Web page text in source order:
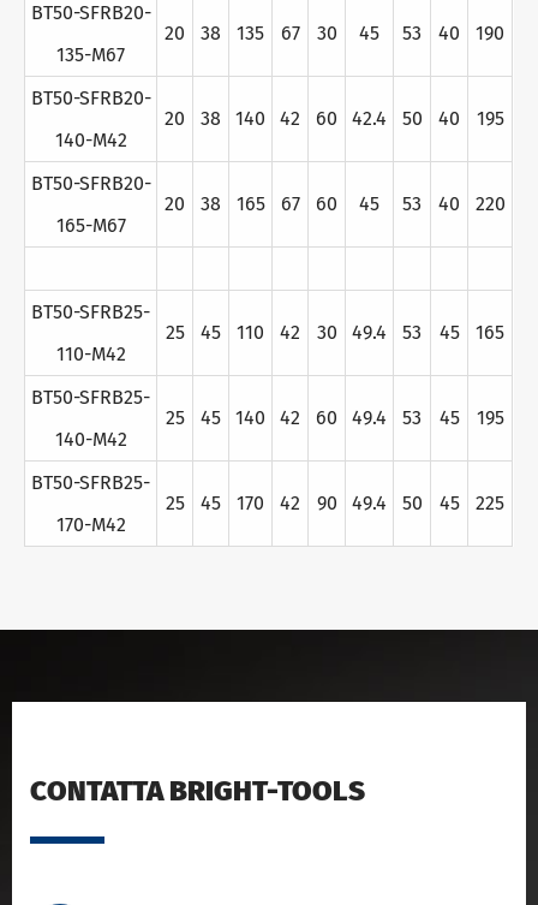
BT50-SFRB20-
135-M67
20 38 135 67 30 45 53 40 190
BT50-SFRB20-
140-M42
20 38 140 42 60 42.4 50 40 195
BT50-SFRB20-
165-M67
20 38 165 67 60 45 53 40 220
BT50-SFRB25-
110-M42
25 45 110 42 30 49.4 53 45 165
BT50-SFRB25-
140-M42
25 45 140 42 60 49.4 53 45 195
BT50-SFRB25-
170-M42
25 45 170 42 90 49.4 50 45 225
CONTATTA BRIGHT-TOOLS